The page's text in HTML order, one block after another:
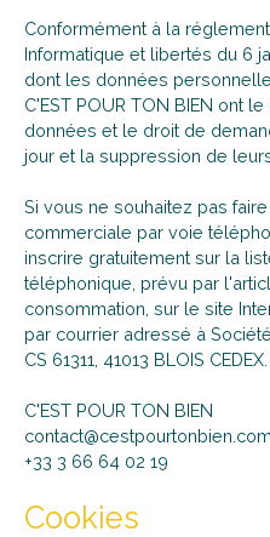
Conformément à la
Informatique et libertés du 6
dont les données
C'EST POUR TON BIEN ont
données et le droit de
jour et la suppression de
Si vous ne souhaitez pas
commerciale par voie
inscrire gratuitement sur la
téléphonique, prévu par
consommation, sur le site
par courrier adressé à
CS 61311, 41013 BLOIS CEDEX.
C'EST POUR TON BIEN
contact@cestpourtonbien.com
+33 3 66 64 02 19
Cookies